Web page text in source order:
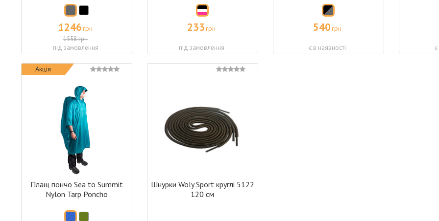
1246грн
1558 грн
під замовлення
233грн
під замовлення
540грн
є в наявності
Акція
Плащ пончо Sea to Summit
Nylon Tarp Poncho
Шнурки Woly Sport круглі 5122
120 см